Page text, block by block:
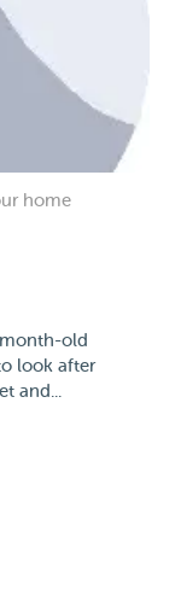
home
old
look after
and...